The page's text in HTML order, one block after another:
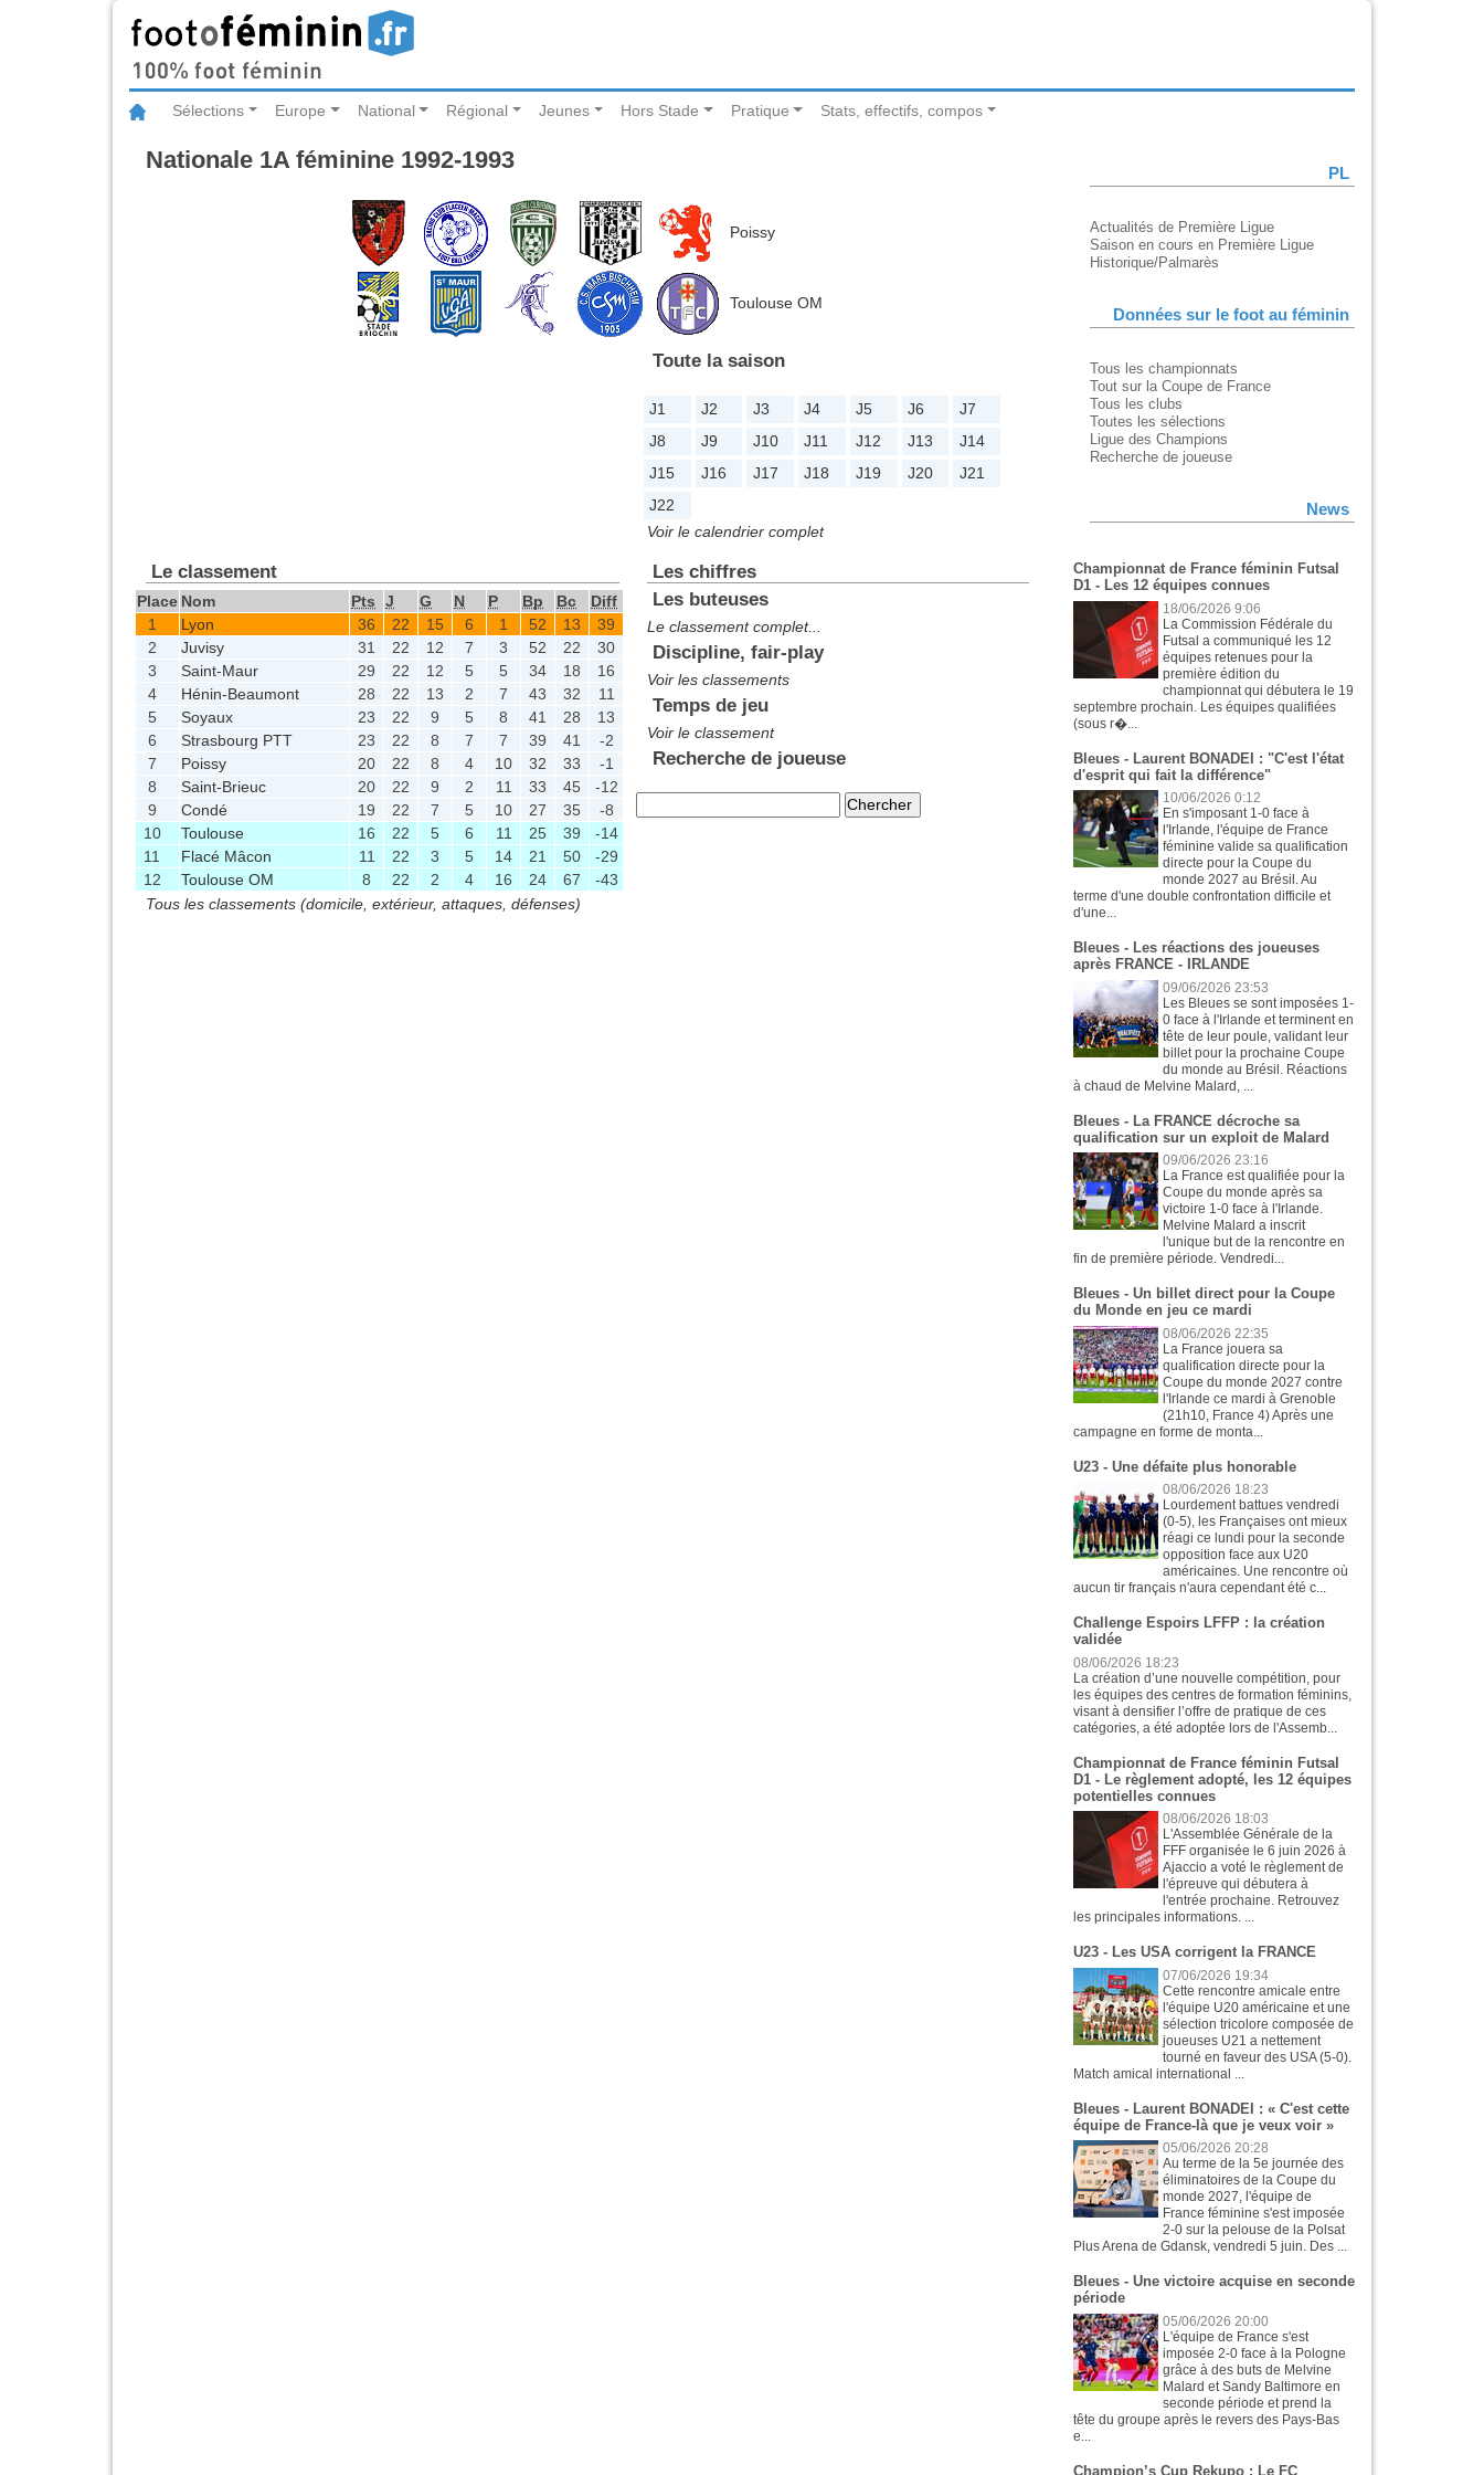
Sélections Europe National Régional Jeunes Hors Stade Pratique Stats, effectifs, compos
Nationale 1A féminine 1992-1993
Poissy
Toulouse OM
Toute la saison
J1 J2 J3 J4 J5 J6
J7
J8
J9 J10 J11 J12 J13
J14
J15
J16 J17 J18 J19 J20
J21
J22
Voir le calendrier complet
Le classement
Place Nom Pts J G N P Bp Bc
Diff
1
Lyon 36 22 15 6 1 52 13
39
2
Juvisy 31 22 12 7 3 52 22
30
3
Saint-Maur 29 22 12 5 5 34 18
16
4
Hénin-Beaumont 28 22 13 2 7 43 32
11
5
Soyaux 23 22 9 5 8 41 28
13
6
Strasbourg PTT 23 22 8 7 7 39 41
-2
7
Poissy 20 22 8 4 10 32 33
-1
8
Saint-Brieuc 20 22 9 2 11 33 45
-12
9
Condé 19 22 7 5 10 27 35
-8
10
Toulouse 16 22 5 6 11 25 39
-14
11
Flacé Mâcon 11 22 3 5 14 21 50
-29
12
Toulouse OM 8 22 2 4 16 24 67
-43
Tous les classements (domicile, extérieur, attaques, défenses)
Les chiffres
Les buteuses
Le classement complet...
Discipline, fair-play
Voir les classements
Temps de jeu
Voir le classement
Recherche de joueuse
PL
Actualités de Première Ligue
Saison en cours en Première Ligue
Historique/Palmarès
Données sur le foot au féminin
Tous les championnats
Tout sur la Coupe de France
Tous les clubs
Toutes les sélections
Ligue des Champions
Recherche de joueuse
News
Championnat de France féminin Futsal
D1 - Les 12 équipes connues
18/06/2026 9:06
La Commission Fédérale du
Futsal a communiqué les 12
équipes retenues pour la
première édition du
championnat qui débutera le 19
septembre prochain. Les équipes qualifiées
(sous r�...
Bleues - Laurent BONADEI : "C'est l'état
d'esprit qui fait la différence"
10/06/2026 0:12
En s'imposant 1-0 face à
l'Irlande, l'équipe de France
féminine valide sa qualification
directe pour la Coupe du
monde 2027 au Brésil. Au
terme d'une double confrontation difficile et
d'une...
Bleues - Les réactions des joueuses
après FRANCE - IRLANDE
09/06/2026 23:53
Les Bleues se sont imposées 1-
0 face à l'Irlande et terminent en
tête de leur poule, validant leur
billet pour la prochaine Coupe
du monde au Brésil. Réactions
à chaud de Melvine Malard, ...
Bleues - La FRANCE décroche sa
qualification sur un exploit de Malard
09/06/2026 23:16
La France est qualifiée pour la
Coupe du monde après sa
victoire 1-0 face à l'Irlande.
Melvine Malard a inscrit
l'unique but de la rencontre en
fin de première période. Vendredi...
Bleues - Un billet direct pour la Coupe
du Monde en jeu ce mardi
08/06/2026 22:35
La France jouera sa
qualification directe pour la
Coupe du monde 2027 contre
l'Irlande ce mardi à Grenoble
(21h10, France 4) Après une
campagne en forme de monta...
U23 - Une défaite plus honorable
08/06/2026 18:23
Lourdement battues vendredi
(0-5), les Françaises ont mieux
réagi ce lundi pour la seconde
opposition face aux U20
américaines. Une rencontre où
aucun tir français n'aura cependant été c...
Challenge Espoirs LFFP : la création
validée
08/06/2026 18:23
La création d’une nouvelle compétition, pour
les équipes des centres de formation féminins,
visant à densifier l’offre de pratique de ces
catégories, a été adoptée lors de l'Assemb...
Championnat de France féminin Futsal
D1 - Le règlement adopté, les 12 équipes
potentielles connues
08/06/2026 18:03
L'Assemblée Générale de la
FFF organisée le 6 juin 2026 à
Ajaccio a voté le règlement de
l'épreuve qui débutera à
l'entrée prochaine. Retrouvez
les principales informations. ...
U23 - Les USA corrigent la FRANCE
07/06/2026 19:34
Cette rencontre amicale entre
l'équipe U20 américaine et une
sélection tricolore composée de
joueuses U21 a nettement
tourné en faveur des USA (5-0).
Match amical international ...
Bleues - Laurent BONADEI : « C'est cette
équipe de France-là que je veux voir »
05/06/2026 20:28
Au terme de la 5e journée des
éliminatoires de la Coupe du
monde 2027, l'équipe de
France féminine s'est imposée
2-0 sur la pelouse de la Polsat
Plus Arena de Gdansk, vendredi 5 juin. Des ...
Bleues - Une victoire acquise en seconde
période
05/06/2026 20:00
L'équipe de France s'est
imposée 2-0 face à la Pologne
grâce à des buts de Melvine
Malard et Sandy Baltimore en
seconde période et prend la
tête du groupe après le revers des Pays-Bas
e...
Champion’s Cup Rekupo : Le FC